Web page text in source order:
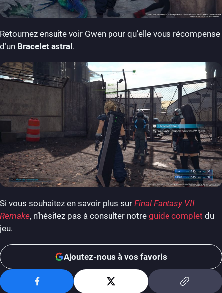
Retournez ensuite voir Gwen pour qu’elle vous récompense
d’un Bracelet astral .
Si vous souhaitez en savoir plus sur Final Fantasy VII
Remake, n’hésitez pas à consulter notre guide complet du
jeu.
Ajoutez-nous à vos favoris